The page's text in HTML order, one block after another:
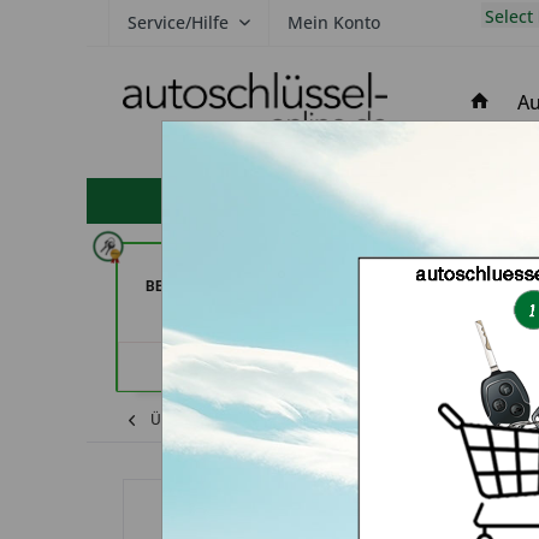
Service/Hilfe Mein Konto Select
hohe Kundenzufriedenheit
BEKASCHO; Im- Kaufland (in
Händlerprofil
der Schlüssel
Übersicht Mazda